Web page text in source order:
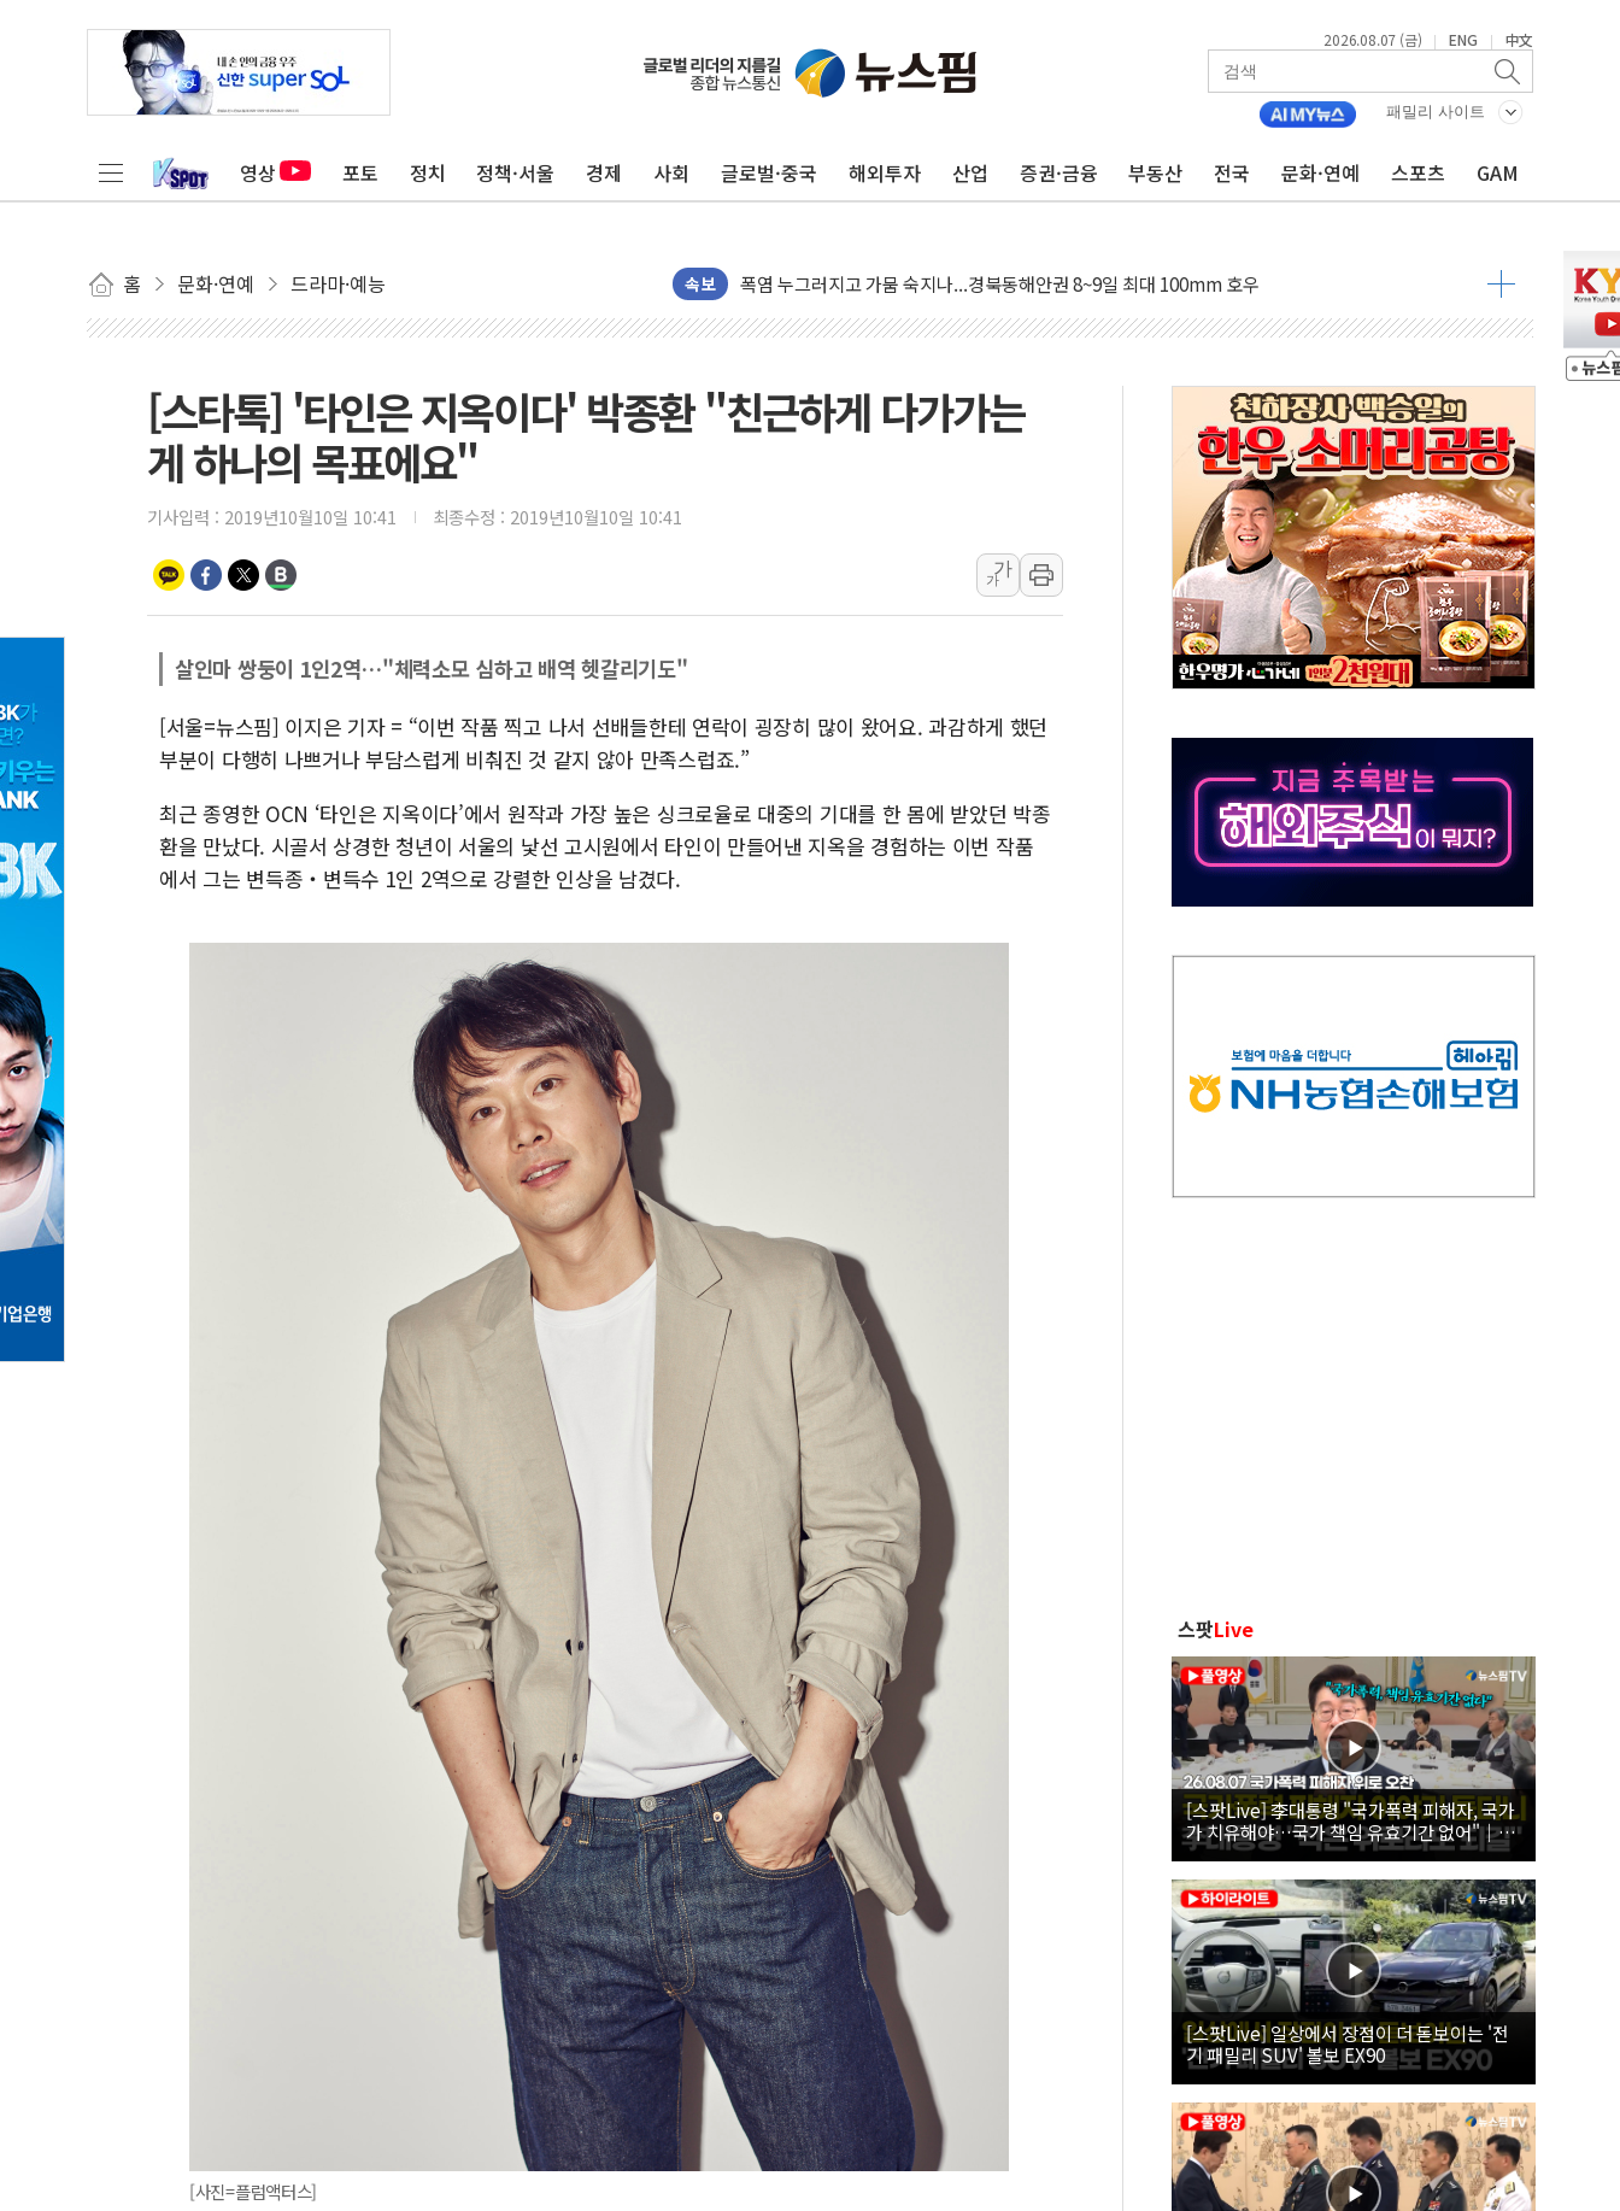
2026.08.07 (금) | ENG | 中文
패밀리 사이트
영상 포토 정치 정책·서울 경제 사회 글로벌·중국 해외투자 산업 증권·금융 부동산 전국 문화·연예 스포츠 GAM
홈 문화·연예 드라마·예능 속보
[사진] 빈살만과 에르도안의 만남
이란와이어 "이란 최고지도자 위독…곧 사망해도 놀랍지 않아"
[인도증시] 중동 불안 속 유가 상승에 소폭 하락...금융주 낙폭 커
사우디·튀르키예·파키스탄, '공동방위협정' 체결… 수니파 국가들의 새 안보 협력 구도
신길동 신축도 3.3㎡당 7250만원…써밋 클라비온 59㎡ 18억원대
[AI 부동산 투데이] 특공 전략도 '극과 극'…생애최초만 경쟁 치열
[코인시황] 비트코인 6만4000달러대 횡보…고래·ETF 매수에도 고유가·금리·입법 지연 '삼중 부담'
[베트남 증시] 유동성 부진 지속, 강보합 마감...석유·가스주 올랐지만 빈그룹이 상쇄
'찜통더위'에 전력수요 역대 최고치 경신…한낮 총수요 104.3GW 기록
후티 반군, 예멘 정부군과 사우디 동시 공격… 위기 고조되는 또 다른 중동 화약고
42.5도 역대급 폭염…동물들도 특별식으로 여름나기 [뉴스핌 줌인]
경찰, 9월부터 '가족 사건' 못 맡는다…상피제 실시
40.2도 찍은 서울 등 폭염중대경보 해제…누적 온열질환자 2872명
"文정부 악몽 재현 안돼"...李 부동산 세제안에 與 내부서 '총선·대선 직격탄' 우려
[스타톡] '타인은 지옥이다' 박종환 "친근하게 다가가는
게 하나의 목표에요"
기사입력 : 2019년10월10일 10:41 최종수정 : 2019년10월10일 10:41
가
가
살인마 쌍둥이 1인2역…"체력소모 심하고 배역 헷갈리기도"
[서울=뉴스핌] 이지은 기자 = “이번 작품 찍고 나서 선배들한테 연락이 굉장히 많이 왔어요. 과감하게 했던
부분이 다행히 나쁘거나 부담스럽게 비춰진 것 같지 않아 만족스럽죠.”
최근 종영한 OCN ‘타인은 지옥이다’에서 원작과 가장 높은 싱크로율로 대중의 기대를 한 몸에 받았던 박종
환을 만났다. 시골서 상경한 청년이 서울의 낯선 고시원에서 타인이 만들어낸 지옥을 경험하는 이번 작품
에서 그는 변득종‧변득수 1인 2역으로 강렬한 인상을 남겼다.
[사진=플럼액터스]
스팟Live
[스팟Live] 李대통령 "국가폭력 피해자, 국가
가 치유해야…국가 책임 유효기간 없어"｜
26.08.07 국가폭력 피해자 위로 오찬
[스팟Live] 일상에서 장점이 더 돋보이는 '전
기 패밀리 SUV' 볼보 EX90